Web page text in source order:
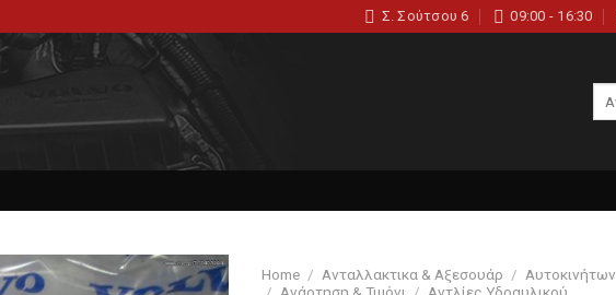
Σ. Σούτσου 6 09:00 - 16:30
Home / Ανταλλακτικα & Αξεσουάρ / Αυτοκινήτων